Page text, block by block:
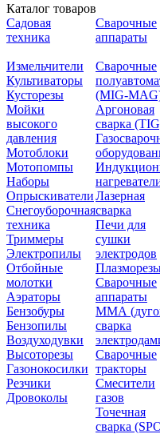
Каталог товаров
Садовая
техника
Измельчители
Культиваторы
Кусторезы
Мойки
высокого
давления
Мотоблоки
Мотопомпы
Наборы
Опрыскиватели
Снегоуборочная
техника
Триммеры
Электропилы
Отбойные
молотки
Аэраторы
Бензобуры
Бензопилы
Воздуходувки
Высоторезы
Газонокосилки
Резчики
Дровоколы
Сварочные
аппараты
Сварочные
(MIG-
Аргоновая
сварка
Лазерная
сварка
Печи для
сушки
электродов
Сварочные
аппараты
ММА
сварка
Сварочные
тракторы
Смесители
газов
Точечная
сварка